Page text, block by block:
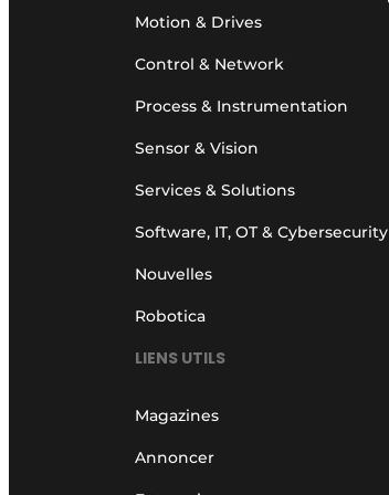
Motion & Drives
Control & Network
Process & Instrumentation
Sensor & Vision
Services & Solutions
Software, IT, OT & Cybersecurity
Nouvelles
Robotica
LIENS UTILS
Magazines
Annoncer